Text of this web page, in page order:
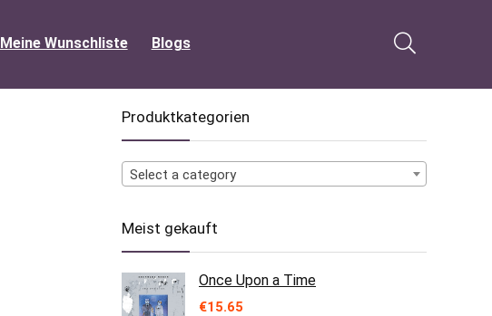
Meine Wunschliste Blogs
Produktkategorien
Select a category
Meist gekauft
Once Upon a Time
€15.65